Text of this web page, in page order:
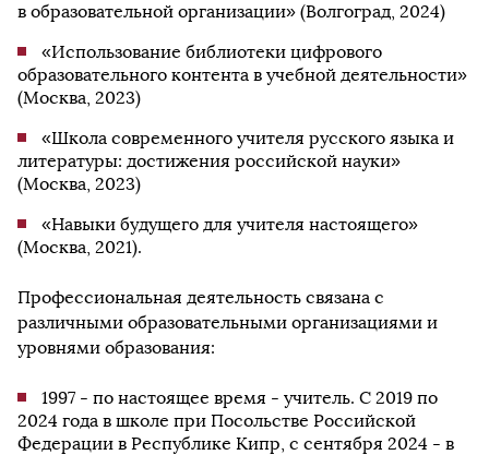
в образовательной организации» (Волгоград, 2024)
«Использование библиотеки цифрового
образовательного контента в учебной деятельности»
(Москва, 2023)
«Школа современного учителя русского языка и
литературы: достижения российской науки»
(Москва, 2023)
«Навыки будущего для учителя настоящего»
(Москва, 2021).
Профессиональная деятельность связана с
различными образовательными организациями и
уровнями образования:
1997 - по настоящее время - учитель. С 2019 по
2024 года в школе при Посольстве Российской
Федерации в Республике Кипр, с сентября 2024 - в